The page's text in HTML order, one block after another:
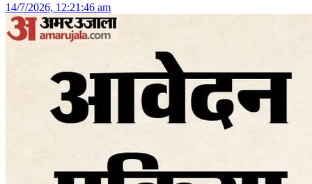
14/7/2026, 12:21:46 am